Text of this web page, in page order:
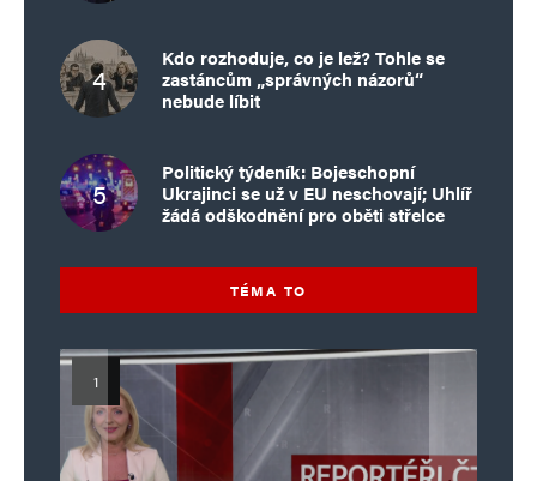
Kdo rozhoduje, co je lež? Tohle se
zastáncům „správných názorů“
nebude líbit
Politický týdeník: Bojeschopní
Ukrajinci se už v EU neschovají; Uhlíř
žádá odškodnění pro oběti střelce
TÉMA TO